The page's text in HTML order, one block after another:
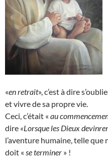
«en retrait», c’est à dire
et vivre de sa propre vie.
Ceci, c’était « au
dire «Lorsque les Dieux
l’aventure humaine, telle que
doit « se terminer » !